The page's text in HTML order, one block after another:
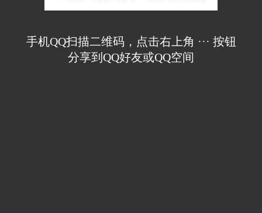
手机QQ扫描二维码，点击右上角 ··· 按钮
分享到QQ好友或QQ空间